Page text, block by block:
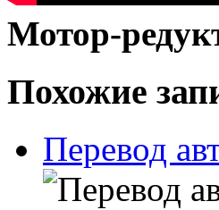
Мотор-
Похожие
Перевод